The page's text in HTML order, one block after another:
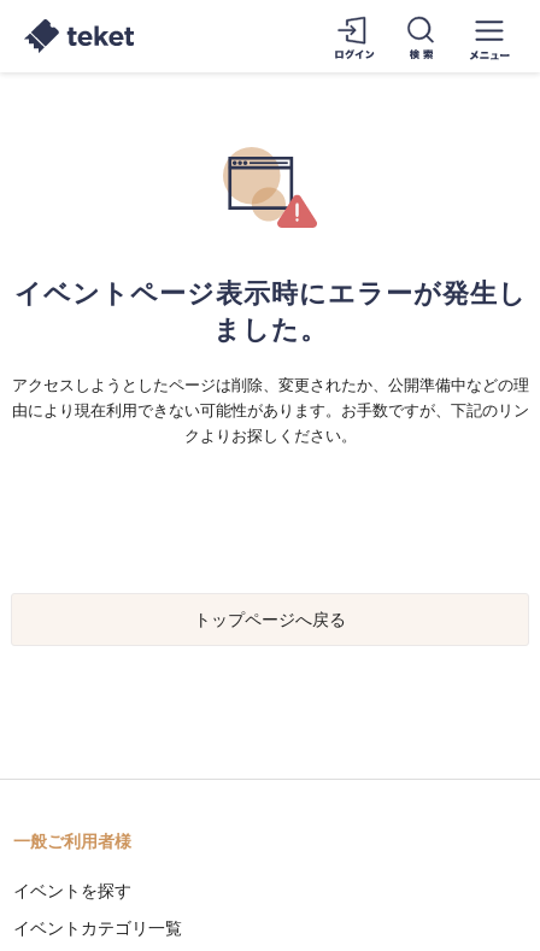
イベントページ表示時にエラーが発生し
ました。
アクセスしようとしたページは削除、変更されたか、公開準備中などの理
由により現在利用できない可能性があります。お手数ですが、下記のリン
クよりお探しください。
トップページへ戻る
一般ご利用者様
イベントを探す
イベントカテゴリ一覧